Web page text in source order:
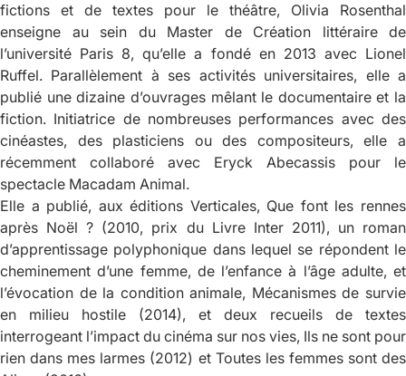
fictions et de textes pour le théâtre, Olivia Rosenthal
enseigne au sein du Master de Création littéraire de
l’université Paris 8, qu’elle a fondé en 2013 avec Lionel
Ruffel. Parallèlement à ses activités universitaires, elle a
publié une dizaine d’ouvrages mêlant le documentaire et la
fiction. Initiatrice de nombreuses performances avec des
cinéastes, des plasticiens ou des compositeurs, elle a
récemment collaboré avec Eryck Abecassis pour le
spectacle Macadam Animal.
Elle a publié, aux éditions Verticales, Que font les rennes
après Noël ? (2010, prix du Livre Inter 2011), un roman
d’apprentissage polyphonique dans lequel se répondent le
cheminement d’une femme, de l’enfance à l’âge adulte, et
l’évocation de la condition animale, Mécanismes de survie
en milieu hostile (2014), et deux recueils de textes
interrogeant l’impact du cinéma sur nos vies, Ils ne sont pour
rien dans mes larmes (2012) et Toutes les femmes sont des